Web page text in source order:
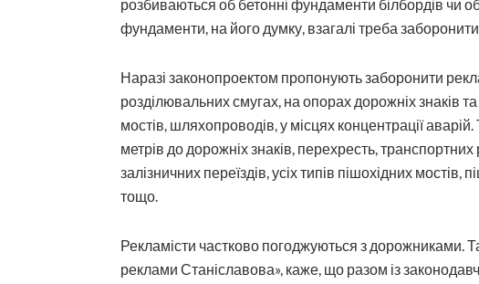
розбиваються об бетонні фундаменти білбордів чи об
фундаменти, на його думку, взагалі треба заборонити.
Наразі законопроектом пропонують заборонити
розділювальних смугах, на опорах дорожніх знаків та
мостів, шляхопроводів, у місцях концентрації
метрів до дорожніх знаків, перехресть, транспортних
залізничних переїздів, усіх типів пішохідних
тощо.
Рекламісти частково погоджуються з дорожниками.
реклами Станіславова», каже, що разом із